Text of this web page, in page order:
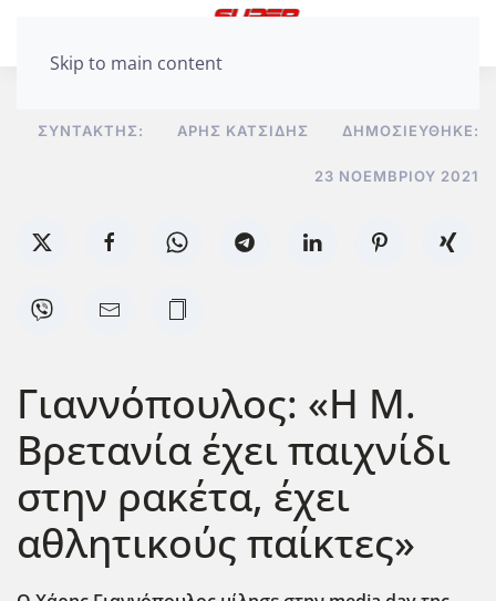
Skip to main content
ΣΥΝΤΆΚΤΗΣ: ΆΡΗΣ ΚΑΤΣΊΔΗΣ ΔΗΜΟΣΙΕΎΘΗΚΕ:
23 ΝΟΕΜΒΡΊΟΥ 2021
Γιαννόπουλος: «Η Μ.
Βρετανία έχει παιχνίδι
στην ρακέτα, έχει
αθλητικούς παίκτες»